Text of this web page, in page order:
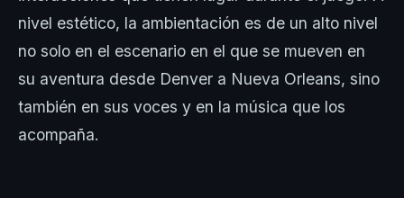
nivel estético, la ambientación es de un alto nivel
no solo en el escenario en el que se mueven en
su aventura desde Denver a Nueva Orleans, sino
también en sus voces y en la música que los
acompaña.